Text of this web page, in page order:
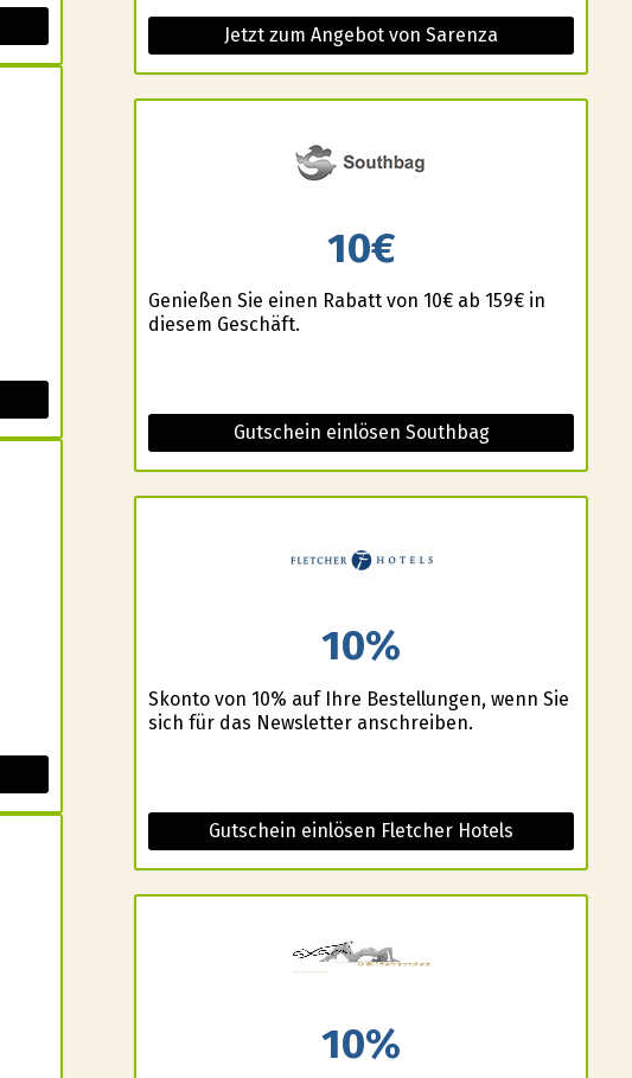
Jetzt zum Angebot von Sarenza
10€
Genießen Sie einen Rabatt von 10€ ab 159€ in
diesem Geschäft.
Gutschein einlösen Southbag
10%
Skonto von 10% auf Ihre Bestellungen, wenn Sie
sich für das Newsletter anschreiben.
Gutschein einlösen Fletcher Hotels
10%